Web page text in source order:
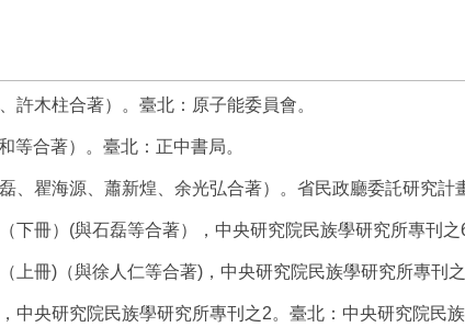
許木柱合著）。臺北：原子能委員會。
等合著）。臺北：正中書局。
、瞿海源、蕭新煌、余光弘合著）。省民政廳委託研究計
下冊）(與石磊等合著），中央研究院民族學研究所專刊之
上冊)（與徐人仁等合著)，中央研究院民族學研究所專刊
中央研究院民族學研究所專刊之2。臺北：中央研究院民族